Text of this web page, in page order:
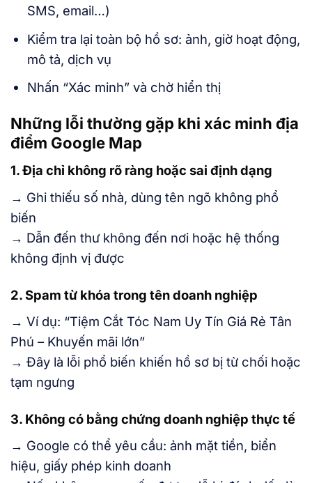
SMS, email…)
Kiểm tra lại toàn bộ hồ sơ: ảnh, giờ hoạt động,
mô tả, dịch vụ
Nhấn “Xác minh” và chờ hiển thị
Những lỗi thường gặp khi xác minh địa
điểm Google Map
1. Địa chỉ không rõ ràng hoặc sai định dạng
→ Ghi thiếu số nhà, dùng tên ngõ không phổ
biến
→ Dẫn đến thư không đến nơi hoặc hệ thống
không định vị được
2. Spam từ khóa trong tên doanh nghiệp
→ Ví dụ: “Tiệm Cắt Tóc Nam Uy Tín Giá Rẻ Tân
Phú – Khuyến mãi lớn”
→ Đây là lỗi phổ biến khiến hồ sơ bị từ chối hoặc
tạm ngưng
3. Không có bằng chứng doanh nghiệp thực tế
→ Google có thể yêu cầu: ảnh mặt tiền, biển
hiệu, giấy phép kinh doanh